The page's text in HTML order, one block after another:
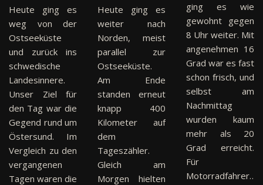
Heute ging es
weg von der
Ostseeküste
und zurück ins
schwedische
Landesinnere.
Unser Ziel für
den Tag war die
Gegend rund um
Östersund. Im
Vergleich zu den
vergangenen
Tagen waren die
Heute ging es
weiter nach
Norden, meist
parallel zur
Ostseeküste.
Am Ende
standen erneut
knapp 400
Kilometer auf
dem
Tageszähler.
Gleich am
Morgen hielten
ging es wie
gewohnt gegen
8 Uhr weiter. Mit
angenehmen 16
Grad war es fast
schon frisch, und
selbst am
Nachmittag
wurden kaum
mehr als 20
Grad erreicht.
Für
Motorradfahrer…